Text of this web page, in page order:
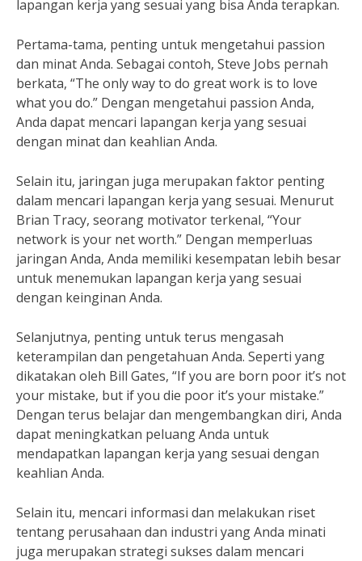
lapangan kerja yang sesuai yang bisa Anda terapkan.
Pertama-tama, penting untuk mengetahui passion
dan minat Anda. Sebagai contoh, Steve Jobs pernah
berkata, “The only way to do great work is to love
what you do.” Dengan mengetahui passion Anda,
Anda dapat mencari lapangan kerja yang sesuai
dengan minat dan keahlian Anda.
Selain itu, jaringan juga merupakan faktor penting
dalam mencari lapangan kerja yang sesuai. Menurut
Brian Tracy, seorang motivator terkenal, “Your
network is your net worth.” Dengan memperluas
jaringan Anda, Anda memiliki kesempatan lebih besar
untuk menemukan lapangan kerja yang sesuai
dengan keinginan Anda.
Selanjutnya, penting untuk terus mengasah
keterampilan dan pengetahuan Anda. Seperti yang
dikatakan oleh Bill Gates, “If you are born poor it’s not
your mistake, but if you die poor it’s your mistake.”
Dengan terus belajar dan mengembangkan diri, Anda
dapat meningkatkan peluang Anda untuk
mendapatkan lapangan kerja yang sesuai dengan
keahlian Anda.
Selain itu, mencari informasi dan melakukan riset
tentang perusahaan dan industri yang Anda minati
juga merupakan strategi sukses dalam mencari